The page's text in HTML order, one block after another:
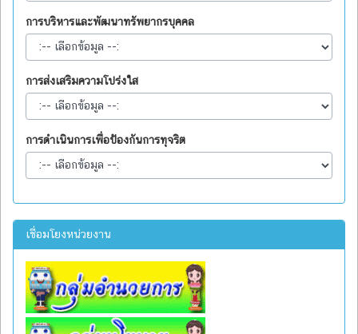
การบริหารและพัฒนาทรัพยากรบุคคล
การส่งเสริมความโปร่งใส
การดำเนินการเพื่อป้องกันการทุจริต
เชื่อมโยงหน่วยงาน